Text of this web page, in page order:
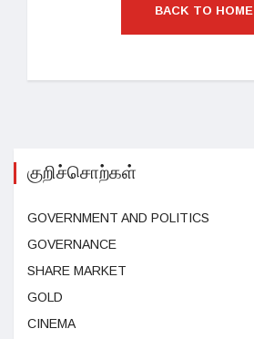
BACK TO HOME
குறிச்சொற்கள்
GOVERNMENT AND POLITICS
GOVERNANCE
SHARE MARKET
GOLD
CINEMA